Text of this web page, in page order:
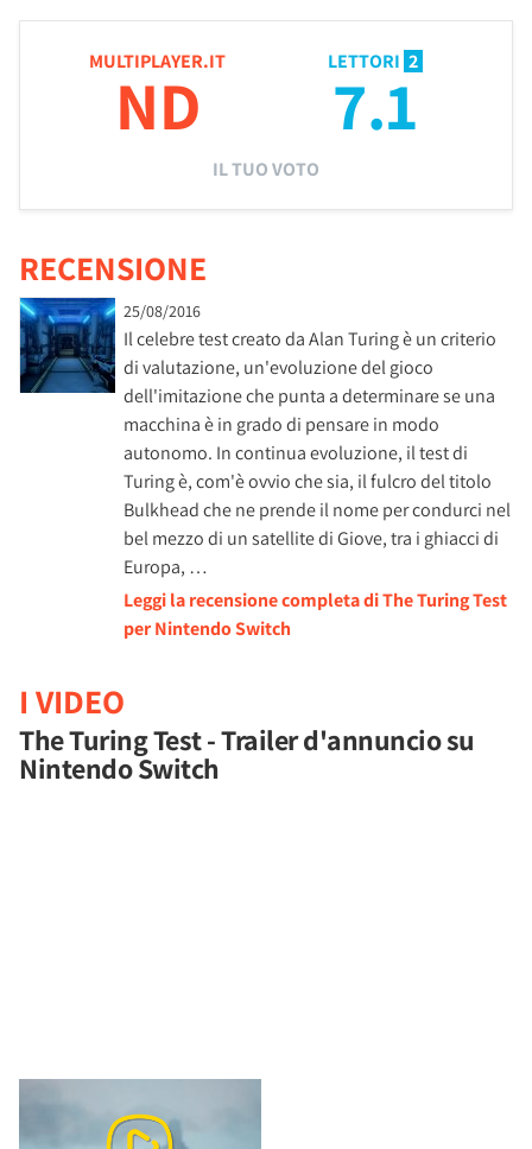
MULTIPLAYER.IT
ND
LETTORI 2
7.1
IL TUO VOTO
RECENSIONE
25/08/2016
Il celebre test creato da Alan Turing è un criterio
di valutazione, un'evoluzione del gioco
dell'imitazione che punta a determinare se una
macchina è in grado di pensare in modo
autonomo. In continua evoluzione, il test di
Turing è, com'è ovvio che sia, il fulcro del titolo
Bulkhead che ne prende il nome per condurci nel
bel mezzo di un satellite di Giove, tra i ghiacci di
Europa, …
Leggi la recensione completa di The Turing Test
per Nintendo Switch
I VIDEO
The Turing Test - Trailer d'annuncio su
Nintendo Switch